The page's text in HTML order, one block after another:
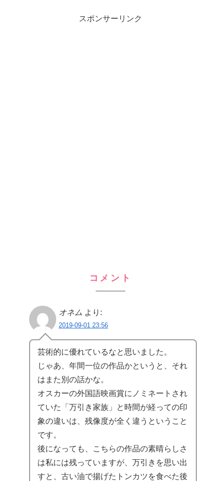
スポンサーリンク
コメント
オネム より:
2019-09-01 23:56
芸術的に優れているなと思いました。
じゃあ、年間一位の作品かというと、それ
はまた別の話かな。
オスカーの外国語映画賞にノミネートされ
ていた「万引き家族」と時間が経っての印
象の違いは、残像度が全く違うということ
です。
後になっても、こちらの作品の素晴らしさ
は私には残っていますが、万引きを思い出
すと、古い油で揚げたトンカツを食べた後